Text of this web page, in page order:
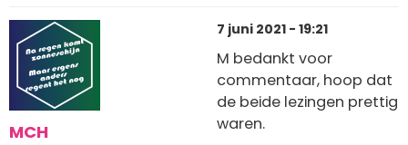
MCH
7 juni 2021 - 19:21
M bedankt voor
commentaar, hoop dat
de beide lezingen prettig
waren.